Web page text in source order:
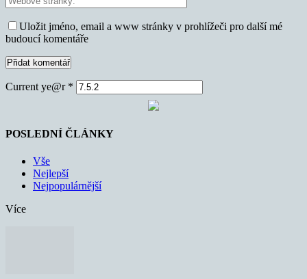
Uložit jméno, email a www stránky v prohlížeči pro další mé
budoucí komentáře
Current ye@r *
POSLEDNÍ ČLÁNKY
Vše
Nejlepší
Nejpopulárnější
Více